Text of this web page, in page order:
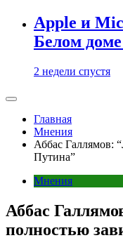
Apple и
Белом
2 недели спустя
Главная
Мнения
Аббас Галлямов:
Путина”
Мнения
Аббас
полностью